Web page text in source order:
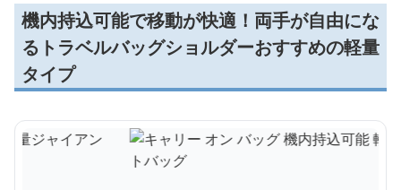
機内持込可能で移動が快適！両手が自由にな
るトラベルバッグショルダーおすすめの軽量
タイプ